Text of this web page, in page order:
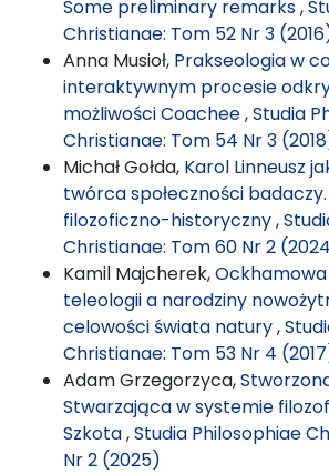
Some preliminary remarks,
Christianae: Tom 52 Nr 3
Anna Musioł, Prakseologia w
interaktywnym procesie
możliwości Coachee,Studia
Christianae: Tom 54 Nr 3
Michał Gołda, Karol Linneusz
twórca społeczności badaczy.
filozoficzno-historyczny,
Christianae: Tom 60 Nr 2
Kamil Majcherek,
teleologii a narodziny
celowości świata natury,
Christianae: Tom 53 Nr 4
Adam Grzegorzyca,
Stwarzająca w systemie
Szkota,Studia Philosophiae
Nr 2 (2025)